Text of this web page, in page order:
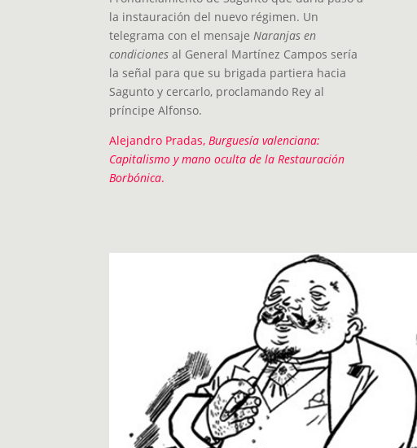
la instauración del nuevo régimen. Un
telegrama con el mensajeNaranjas en
condiciones al General Martínez Campos sería
la señal para que su brigada partiera hacia
Sagunto y cercarlo, proclamando Rey al
príncipe Alfonso.
Alejandro Pradas,Burguesía valenciana:
Capitalismo y mano oculta de la Restauración
Borbónica.